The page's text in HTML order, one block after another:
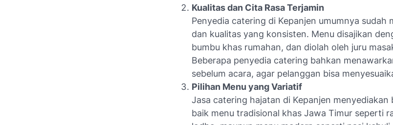
Kualitas dan Cita Rasa Terjamin
Penyedia catering di Kepanjen umumnya sudah
dan kualitas yang konsisten. Menu disajikan
bumbu khas rumahan, dan diolah oleh juru
Beberapa penyedia catering bahkan
sebelum acara, agar pelanggan bisa
Pilihan Menu yang Variatif
Jasa catering hajatan di Kepanjen menyediakan
baik menu tradisional khas Jawa Timur seperti